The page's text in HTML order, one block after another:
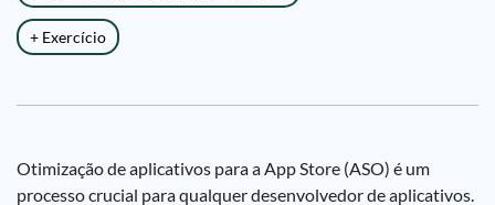
+ Exercício
Otimização de aplicativos para a App Store (ASO) é um
processo crucial para qualquer desenvolvedor de aplicativos.